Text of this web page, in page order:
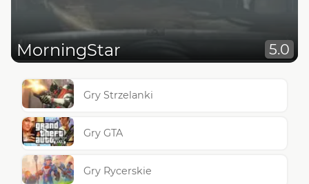
MorningStar 5.0
Gry Strzelanki
Gry GTA
Gry Rycerskie